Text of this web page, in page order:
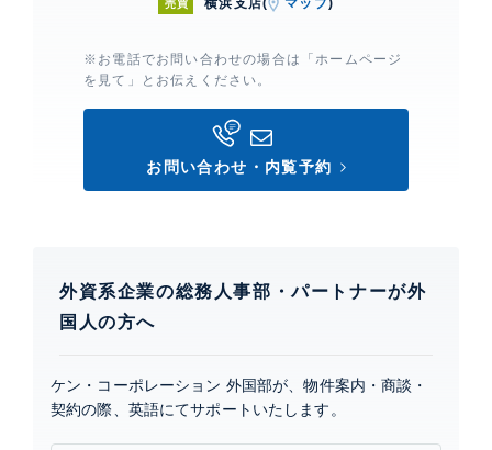
売買 横浜支店( マップ)
※お電話でお問い合わせの場合は「ホームページ
を見て」とお伝えください。
お問い合わせ・内覧予約
外資系企業の総務人事部・パートナーが外
国人の方へ
ケン・コーポレーション 外国部が、物件案内・商談・
契約の際、英語にてサポートいたします。